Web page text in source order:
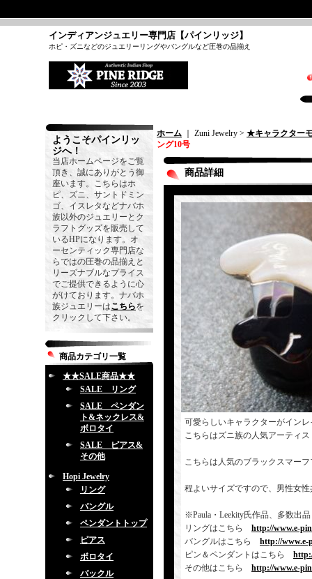
インディアンジュエリー専門店【パインリッジ】
ホピ・ズニなどのジュエリーリングやバングルなど圧巻の品揃え
ようこそパインリッ
ジへ！
当店ホームページをご覧
頂き、誠にありがとう御
座います。こちらはホ
ピ、ズニ、サントドミン
ゴ、イスレタなどナバホ
族以外のジュエリーとク
ラフトグッズを販売して
いるHPになります。オ
ーセンティック専門店な
らではの圧巻の品揃えと
リーズナブルなプライス
でご提供できるように心
がけております。ナバホ
族ジュエリーはこちらを
クリックして下さい。
商品カテゴリ一覧
★★SALE商品★★
SALE リング
SALE ペンダン
ト&ネックレス&
ボロタイ
SALE ピアス&
その他
Hopi Jewelry
リング
バングル
ペンダントトップ
ピアス
ボロタイ
バックル
ホーム ｜ Zuni Jewelry > ★キャラクター
ング10号
商品詳細
可愛らしいキャラクターがイン
こちらはズニ族の人気アーティ
こちらは人気のブラックスマー
程よいサイズですので、男性女
※Paula・Leekity氏作品、多数出
リングはこちら http://www.e-
バングルはこちら http://www.e-
ピン＆ペンダントはこちら
その他はこちら http://www.e-